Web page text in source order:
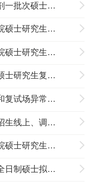
上海师范大学数理学院2021年调剂一批次硕士研究生复试审核情况
2021年上海师范大学生命科学学院硕士研究生复试细则
2021年上海师范大学生命科学学院硕士研究生一志愿复试名单
2021年上海师范大学外国语学院硕士研究生复试录取工作安排
2020年上海师范大学线上测试场和复试场异常解决方案
2020年上海师范大学硕士研究生招生线上、调剂考生拟录取名单
2020年上海师范大学影视传媒学院硕士研究生一志愿拟录取名单
2020年上海师范大学外国语学院全日制硕士拟录取一志愿名单